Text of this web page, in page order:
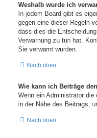
Weshalb wurde ich
In jedem Board gibt es
gegen eine dieser Regeln
dass dies die
Verwarnung zu tun hat.
Sie verwarnt wurden.
Nach oben
Wie kann ich Beiträge
Wenn ein Administrator
in der Nähe des Beitrags,
Nach oben